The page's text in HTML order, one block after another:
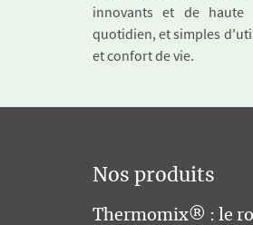
innovants et de haute
quotidien, et simples
et confort de vie.
Nos produits
Thermomix® : le